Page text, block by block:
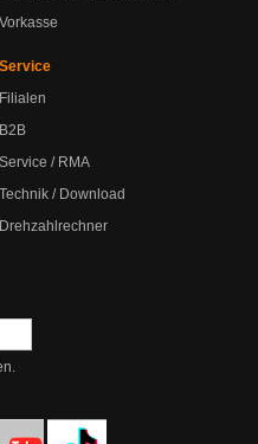
Vorkasse
Service
Filialen
B2B
Service / RMA
Technik / Download
Drehzahlrechner